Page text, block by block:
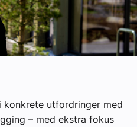
Nyheter
konkrete utfordringer med
– med ekstra fokus